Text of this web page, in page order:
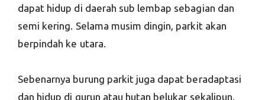
dapat hidup di daerah sub lembap sebagian dan
semi kering. Selama musim dingin, parkit akan
berpindah ke utara.
Sebenarnya burung parkit juga dapat beradaptasi
dan hidup di gurun atau hutan belukar sekalipun.